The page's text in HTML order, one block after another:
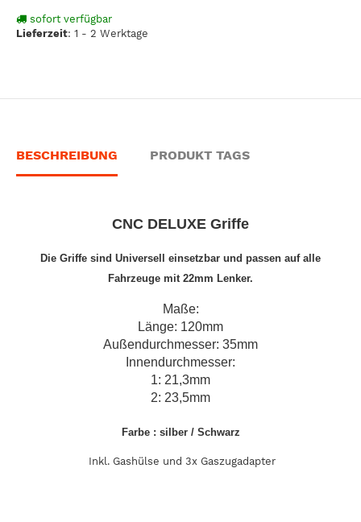
sofort verfügbar
Lieferzeit: 1 - 2 Werktage
BESCHREIBUNG PRODUKT TAGS
CNC DELUXE Griffe
Die Griffe sind Universell einsetzbar und passen auf alle
Fahrzeuge mit 22mm Lenker.
Maße:
Länge: 120mm
Außendurchmesser: 35mm
Innendurchmesser:
1: 21,3mm
2: 23,5mm
Farbe : silber/ Schwarz
Inkl. Gashülse und 3x Gaszugadapter